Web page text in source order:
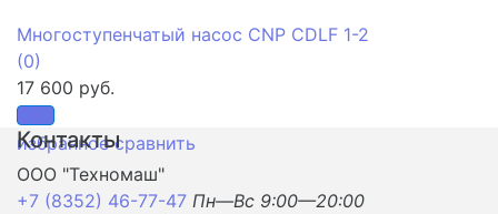
избранное сравнить
Многоступенчатый насос CNP CDLF 1-2
(0)
17 600 руб.
Контакты
ООО "Техномаш"
+7 (8352) 46-77-47 Пн—Вс 9:00—20:00